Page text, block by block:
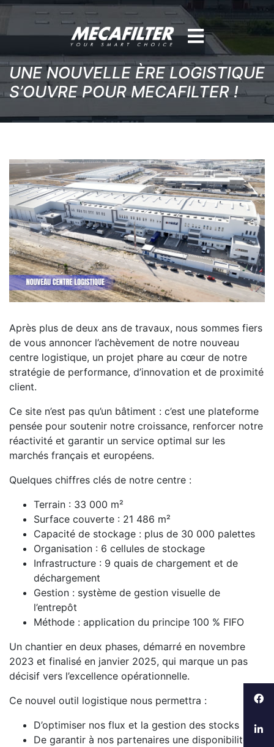
UNE NOUVELLE ÈRE LOGISTIQUE
S’OUVRE POUR MECAFILTER !
Après plus de deux ans de travaux, nous sommes fiers
de vous annoncer l’achèvement de notre nouveau
centre logistique, un projet phare au cœur de notre
stratégie de performance, d’innovation et de proximité
client.
Ce site n’est pas qu’un bâtiment : c’est une plateforme
pensée pour soutenir notre croissance, renforcer notre
réactivité et garantir un service optimal sur les
marchés français et européens.
Quelques chiffres clés de notre centre :
Terrain : 33 000 m²
Surface couverte : 21 486 m²
Capacité de stockage : plus de 30 000 palettes
Organisation : 6 cellules de stockage
Infrastructure : 9 quais de chargement et de
déchargement
Gestion : système de gestion visuelle de
l’entrepôt
Méthode : application du principe 100 % FIFO
Un chantier en deux phases, démarré en novembre
2023 et finalisé en janvier 2025, qui marque un pas
décisif vers l’excellence opérationnelle.
Ce nouvel outil logistique nous permettra :
D’optimiser nos flux et la gestion des stocks
De garantir à nos partenaires une disponibilité